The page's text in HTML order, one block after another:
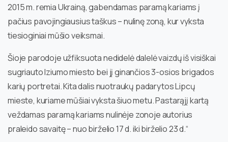
2015 m. remia Ukrainą, gabendamas paramą kariams į
pačius pavojingiausius taškus – nulinę zoną, kur vyksta
tiesioginiai mūšio veiksmai.
Šioje parodoje užfiksuota nedidelė dalelė vaizdų iš visiškai
sugriauto Iziumo miesto bei jį ginančios 3-osios brigados
karių portretai. Kita dalis nuotraukų padarytos Lipcų
mieste, kuriame mūšiai vyksta šiuo metu. Pastarąjį kartą
veždamas paramą kariams nulinėje zonoje autorius
praleido savaitę – nuo birželio 17 d. iki birželio 23 d.“